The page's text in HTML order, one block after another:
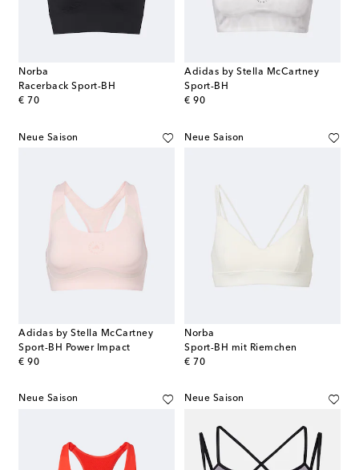
Norba
Racerback Sport-BH
€ 70
original price
Adidas by Stella McCartney
Sport-BH
€ 90
original price
Neue Saison
Adidas by Stella McCartney
Sport-BH Power Impact
€ 90
original price
Neue Saison
Norba
Sport-BH mit Riemchen
€ 70
original price
Neue Saison Neue Saison